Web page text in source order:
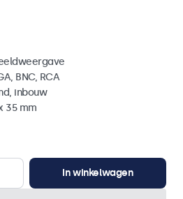
BNC, RCA
inbouw
35 mm
In winkelwagen